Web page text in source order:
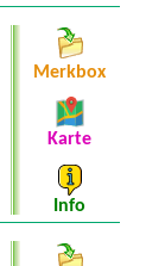
Merkbox
Karte
Info